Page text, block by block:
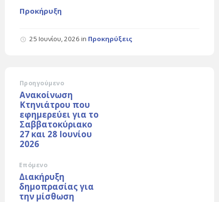
Προκήρυξη
25 Ιουνίου, 2026 in Προκηρύξεις
Προηγούμενο
Ανακοίνωση
Κτηνιάτρου που
εφημερεύει για το
Σαββατοκύριακο
27 και 28 Ιουνίου
2026
Επόμενο
Διακήρυξη
δημοπρασίας για
την μίσθωση